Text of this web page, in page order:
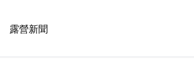
露營新聞